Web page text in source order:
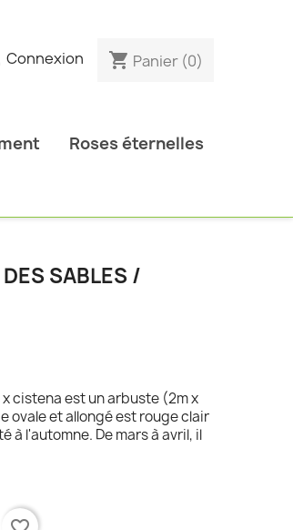
Connexion shopping_cart Panier (0)
Roses éternelles
SABLES /
cistena est un arbuste (2m x
ovale et allongé est rouge clair
l'automne. De mars à avril, il